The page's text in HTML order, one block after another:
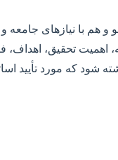
با نیازهای جامعه و
اهمیت تحقیق، اهداف،
که مورد تأیید